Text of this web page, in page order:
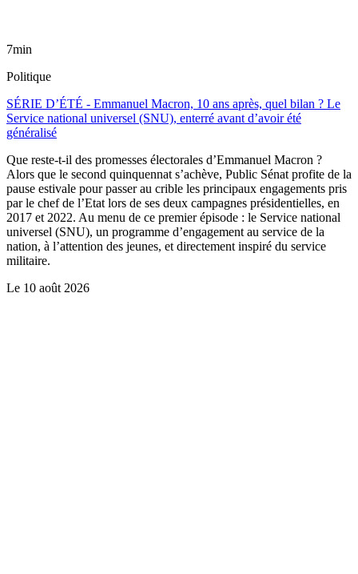
7min
Politique
SÉRIE D’ÉTÉ - Emmanuel Macron, 10 ans après, quel bilan ? Le
Service national universel (SNU), enterré avant d’avoir été
généralisé
Que reste-t-il des promesses électorales d’Emmanuel Macron ?
Alors que le second quinquennat s’achève, Public Sénat profite de la
pause estivale pour passer au crible les principaux engagements pris
par le chef de l’Etat lors de ses deux campagnes présidentielles, en
2017 et 2022. Au menu de ce premier épisode : le Service national
universel (SNU), un programme d’engagement au service de la
nation, à l’attention des jeunes, et directement inspiré du service
militaire.
Le 10 août 2026